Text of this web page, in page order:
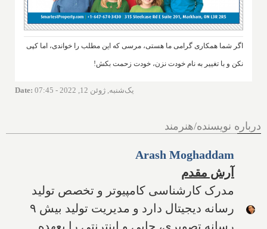
اگر شما همکاری گرامی ما هستی، مرسی که این مطلب را خواندی، اما کپی
نکن و با تغییر به نام خودت نزن، خودت زحمت بکش!
Date: یک‌شنبه, ژوئن 12, 2022 - 07:45
درباره نویسنده/هنرمند
Arash Moghaddam
آرش مقدم
مدرک کارشناسی کامپیوتر و تخصص تولید
رسانه دیجیتال دارد و مدیریت تولید بیش ۹
رسانه تصویری، چاپی و اینترنتی را بعهده